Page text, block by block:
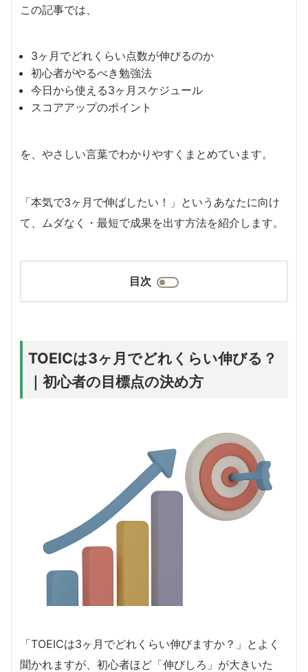
この記事では、
3ヶ月でどれくらい点数が伸びるのか
初心者がやるべき勉強法
今日から使える3ヶ月スケジュール
スコアアップのポイント
を、やさしい言葉でわかりやすくまとめています。
「本気で3ヶ月で伸ばしたい！」というあなたに向け
て、ムダなく・最短で成果を出す方法を紹介します。
目次
TOEICは3ヶ月でどれくらい伸びる？
｜初心者の目標点の決め方
「TOEICは3ヶ月でどれくらい伸びますか？」とよく
聞かれますが、初心者ほど「伸びしろ」が大きいた